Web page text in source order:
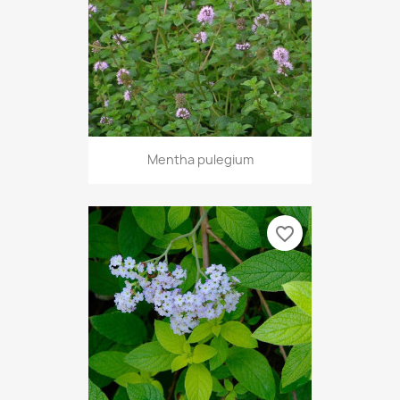
Mentha pulegium
favorite_border